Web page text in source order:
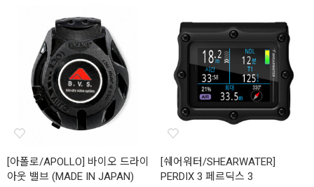
[아폴로/APOLLO] 바이오 드라이
아웃 밸브 (MADE IN JAPAN)
[쉐어워터/SHEARWATER]
PERDIX 3 페르딕스 3